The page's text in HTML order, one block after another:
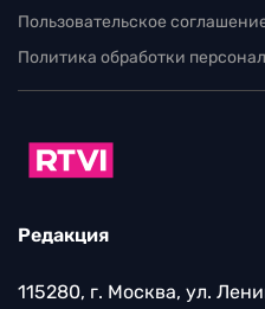
Пользовательское
Политика обработки
Редакция
115280, г. Москва, ул.